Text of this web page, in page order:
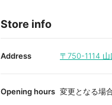
Store info
Address 〒750-1114
Opening hours 変更となる場